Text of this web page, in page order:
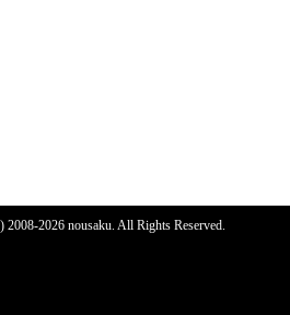
2008-2026 nousaku. All Rights Reserved.